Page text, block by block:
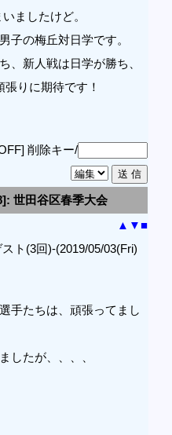
ましたけど。
子の梅丘対日学です。
、新人戦は日学が勝ち、
りに期待です！
削除キー/
世田谷区春季大会
▲ ▼■
ト(3回)-(2019/05/03(Fri)
手たちは、頑張ってまし
したが、、、、